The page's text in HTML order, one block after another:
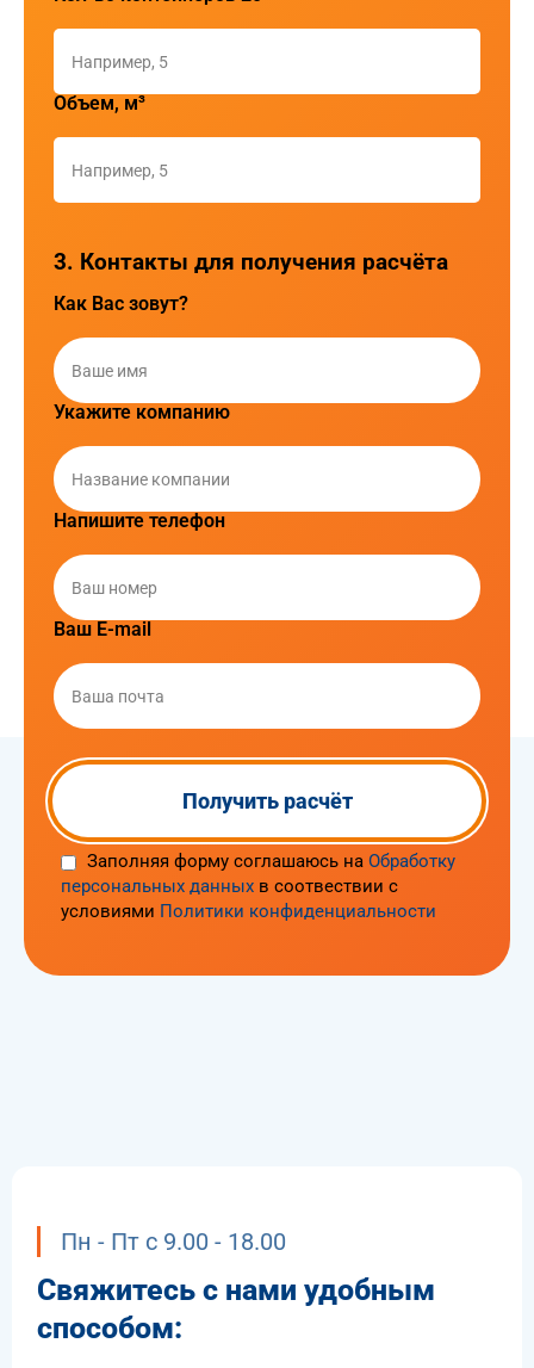
Объем, м³
3. Контакты для получения расчёта
Как Вас зовут?
Укажите компанию
Напишите телефон
Ваш E-mail
Заполняя форму соглашаюсь на Обработку
персональных данных в соотвествии с
условиями Политики конфиденциальности
Пн - Пт с 9.00 - 18.00
Свяжитесь с нами удобным
способом: